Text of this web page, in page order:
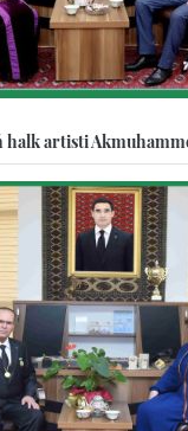
artisti